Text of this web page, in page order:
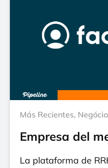
Más Recientes,
Empresa del
La plataforma de